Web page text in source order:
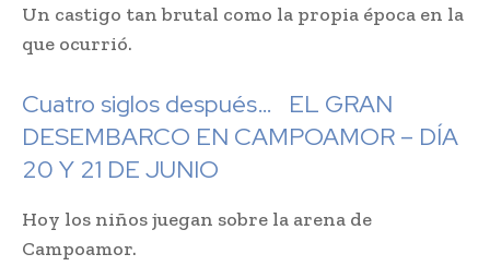
Un castigo tan brutal como la propia época en la
que ocurrió.
Cuatro siglos después… EL GRAN
DESEMBARCO EN CAMPOAMOR – DÍA
20 Y 21 DE JUNIO
Hoy los niños juegan sobre la arena de
Campoamor.